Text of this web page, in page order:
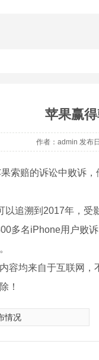
苹果赢
作者：admin 发布
索赔的诉讼中败诉
以追溯到2017年，受
多名iPhone用户败诉
容均来自于互联网
！
情况